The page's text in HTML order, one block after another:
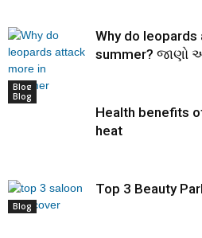
Blog
Why do
summer? જાણો
Blog
Health benefits
heat
Blog
Top 3 Beauty